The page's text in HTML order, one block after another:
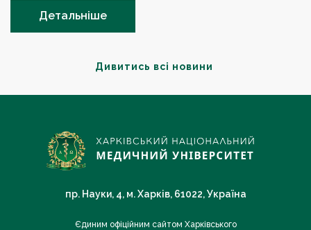
Дивитись всі новини
Детальніше
пр. Науки, 4, м. Харків, 61022, Україна
Єдиним офіційним сайтом Харківського